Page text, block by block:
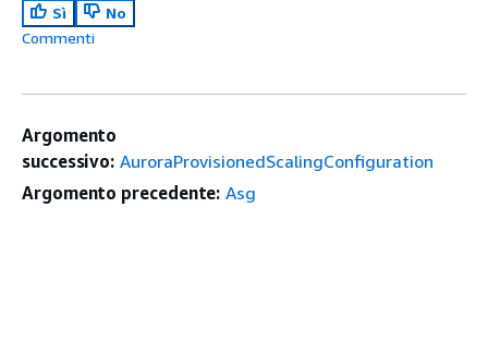
Sì
No
Commenti
Argomento
successivo: AuroraProvisionedScalingConfiguration
Argomento precedente: Asg